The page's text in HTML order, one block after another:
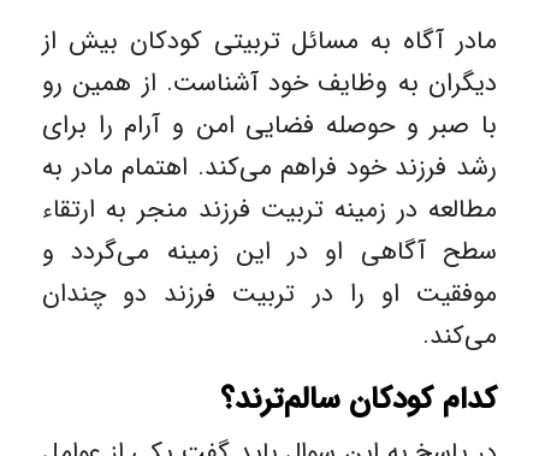
مادر آگاه به مسائل تربیتی کودکان بیش از
دیگران به وظایف خود آشناست. از همین رو
با صبر و حوصله فضایی امن و آرام را برای
رشد فرزند خود فراهم می‌کند. اهتمام مادر به
مطالعه در زمینه تربیت فرزند منجر به ارتقا‌ء
سطح آگاهی او در این زمینه می‌گردد و
موفقیت او را در تربیت فرزند دو چندان
می‌کند.
کدام کودکان سالم‌ترند؟